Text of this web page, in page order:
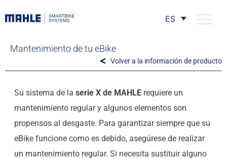
ES
Mantenimiento de tu eBike
Volver a la información de producto
Su sistema de la serie X de MAHLErequiere un
mantenimiento regular y algunos elementos son
propensos al desgaste. Para garantizar siempre que su
eBike funcione como es debido, asegúrese de realizar
un mantenimiento regular. Si necesita sustituir alguno